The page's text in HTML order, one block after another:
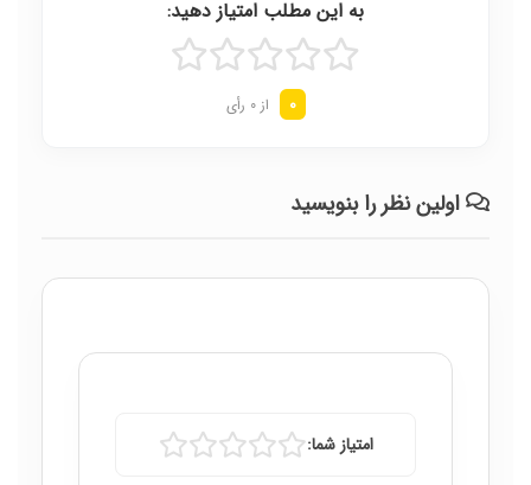
به این مطلب امتیاز دهید:
0 از 0 رأی
اولین نظر را بنویسید
امتیاز شما: